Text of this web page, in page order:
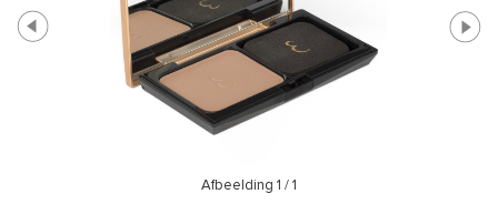
Afbeelding 1 / 1